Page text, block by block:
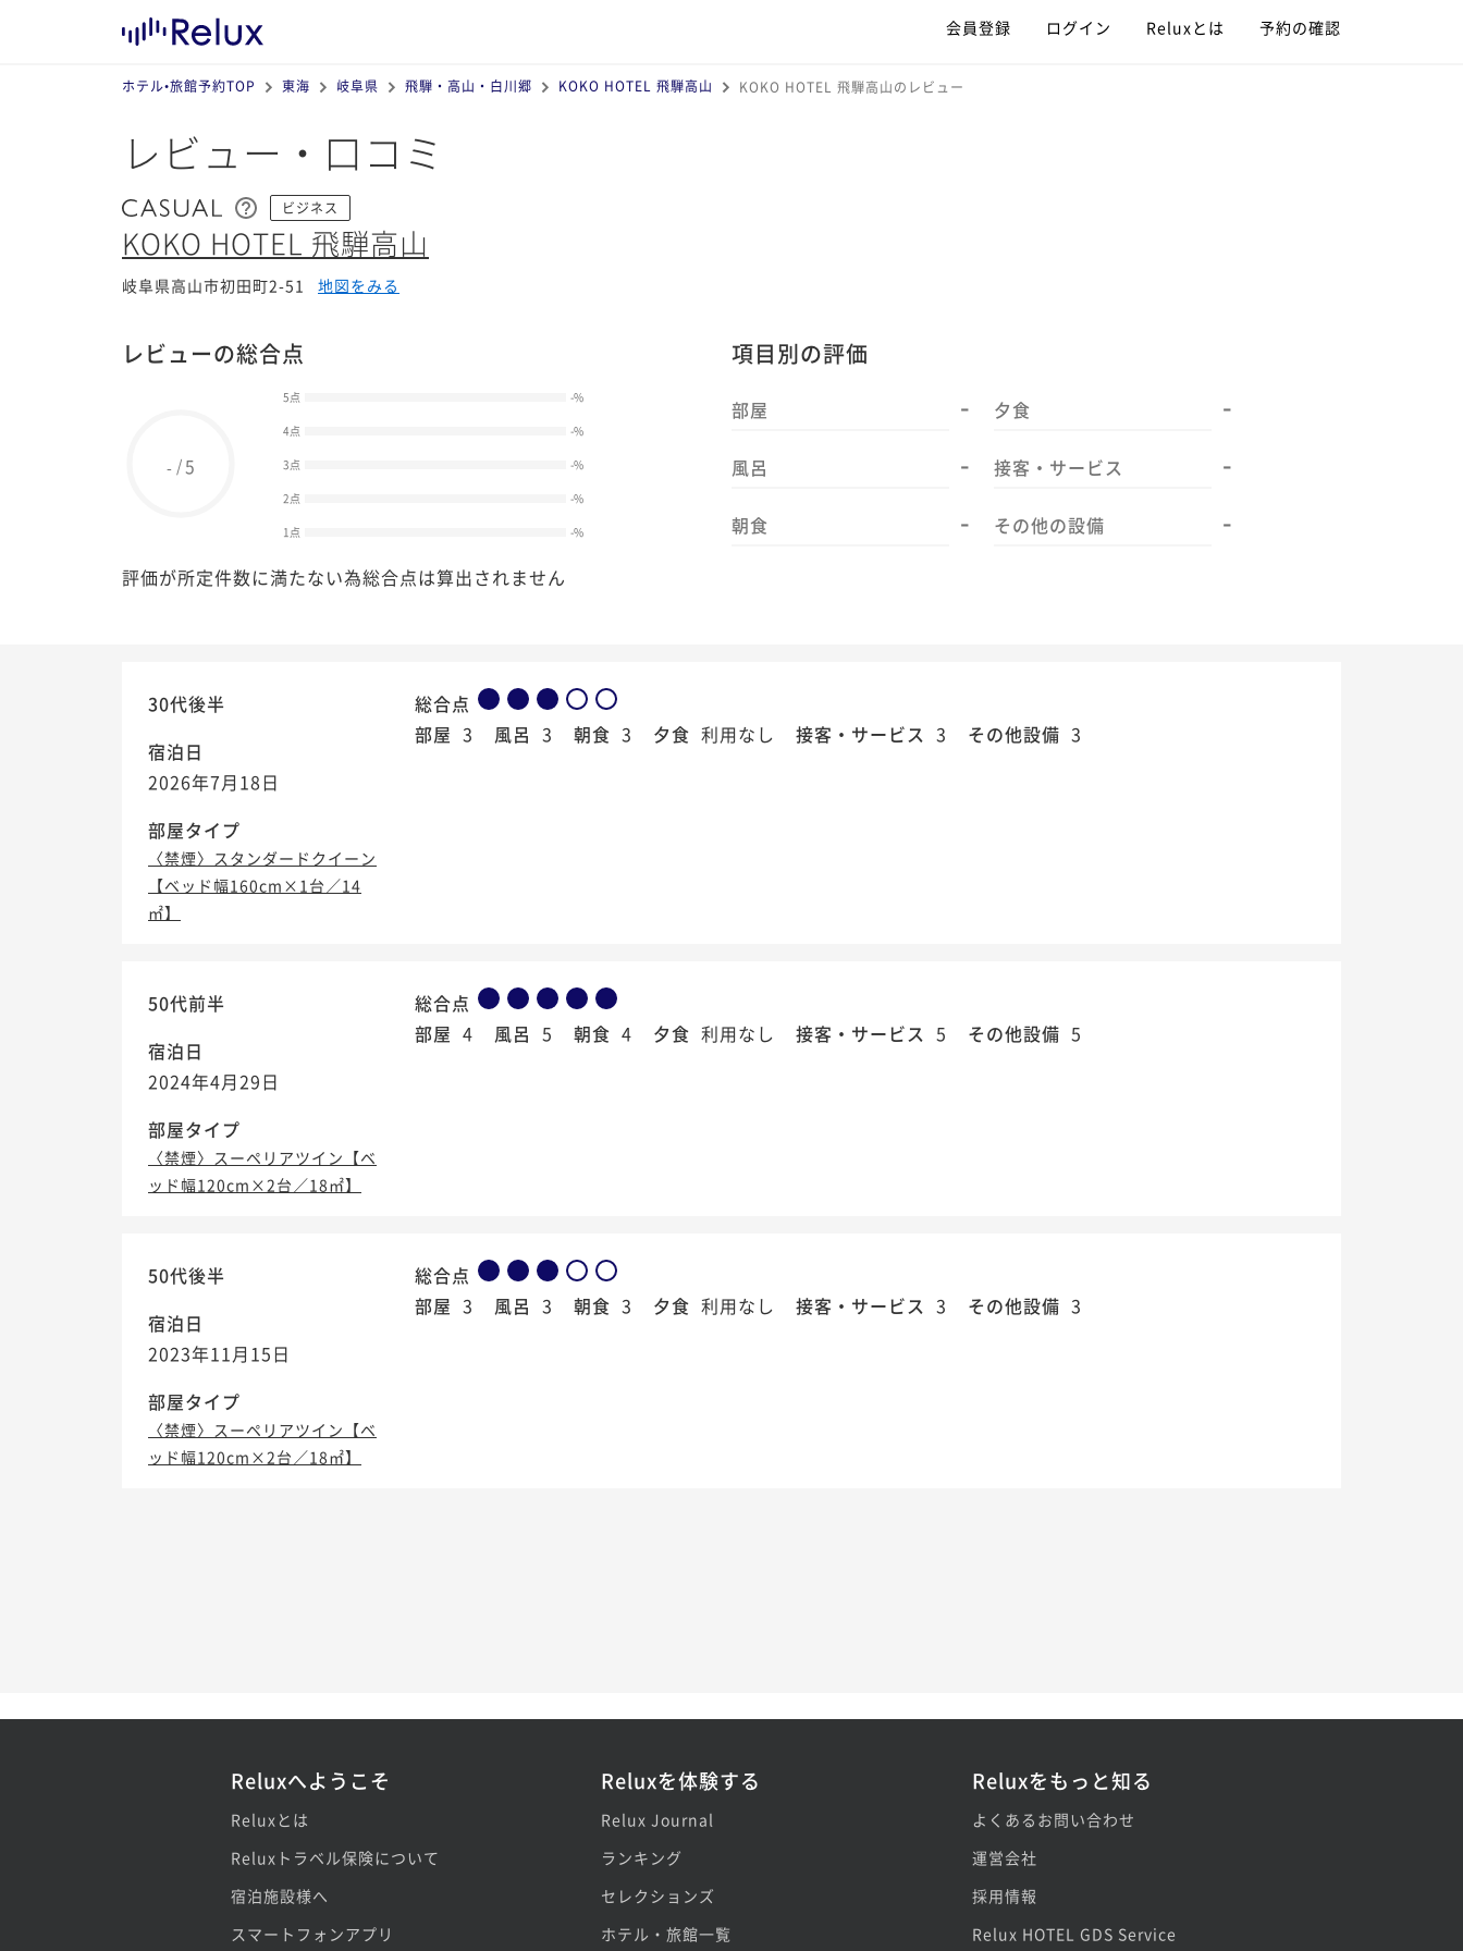
会員登録 ログイン Reluxとは 予約の確認
ホテル•旅館予約TOP 東海 岐阜県 飛騨・高山・白川郷 KOKO HOTEL 飛騨高山 KOKO HOTEL 飛騨高山のレビュー
レビュー・口コミ
ビジネス
KOKO HOTEL 飛騨高山
岐阜県高山市初田町2-51 地図をみる
レビューの総合点
- /5
5点 -%
4点 -%
3点 -%
2点 -%
1点 -%
評価が所定件数に満たない為総合点は算出されません
項目別の評価
部屋 -
風呂 -
朝食 -
夕食 -
接客・サービス -
その他の設備 -
30代後半
宿泊日
2026年7月18日
部屋タイプ
〈禁煙〉スタンダードクイーン
【ベッド幅160cm×1台／14
㎡】
総合点
部屋 3 風呂 3 朝食 3 夕食 利用なし 接客・サービス 3 その他設備 3
50代前半
宿泊日
2024年4月29日
部屋タイプ
〈禁煙〉スーペリアツイン【ベ
ッド幅120cm×2台／18㎡】
総合点
部屋 4 風呂 5 朝食 4 夕食 利用なし 接客・サービス 5 その他設備 5
50代後半
宿泊日
2023年11月15日
部屋タイプ
〈禁煙〉スーペリアツイン【ベ
ッド幅120cm×2台／18㎡】
総合点
部屋 3 風呂 3 朝食 3 夕食 利用なし 接客・サービス 3 その他設備 3
Reluxへようこそ
Reluxとは
Reluxトラベル保険について
宿泊施設様へ
スマートフォンアプリ
Reluxを体験する
Relux Journal
ランキング
セレクションズ
ホテル・旅館一覧
Reluxをもっと知る
よくあるお問い合わせ
運営会社
採用情報
Relux HOTEL GDS Service